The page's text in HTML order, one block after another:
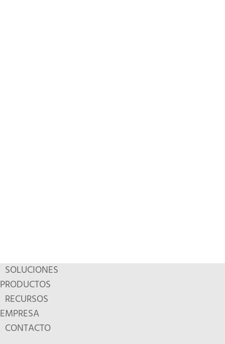
SOLUCIONES
PRODUCTOS
RECURSOS
EMPRESA
CONTACTO